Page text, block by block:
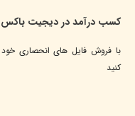
کسب درآمد در دیجیت باکس
با فروش فایل های انحصاری
کنید